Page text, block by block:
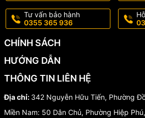
Tư vấn bảo hành
0355 365 936
CHÍNH SÁCH
HƯỚNG DẪN
THÔNG TIN LIÊN HỆ
Địa chỉ: 342 Nguyễn Hữu Tiến, Phường
Miền Nam: 50 Dân Chủ, Phường Hiệp